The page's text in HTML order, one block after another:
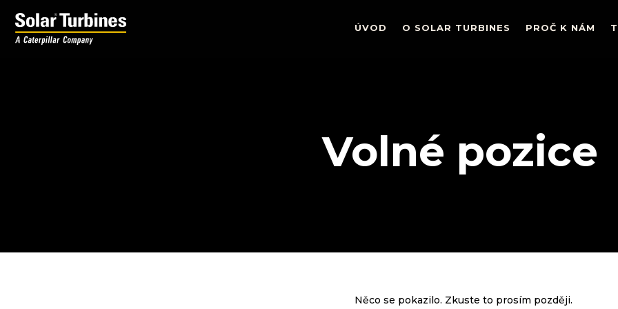
ÚVOD O SOLAR TURBINES PROČ K NÁM
ÚVOD O SOLAR TURBINES PROČ K NÁM
Volné pozice
Něco se pokazilo. Zkuste to prosím později.